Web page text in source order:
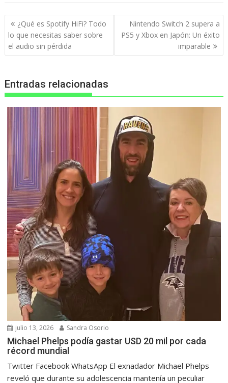
Navegación
de
entradas
¿Qué es Spotify HiFi? Todo
lo que necesitas saber sobre
el audio sin pérdida
Nintendo Switch 2 supera a
PS5 y Xbox en Japón: Un éxito
imparable
Entradas relacionadas
julio 13, 2026 Sandra Osorio
Michael Phelps podía gastar USD 20 mil por cada
récord mundial
Twitter Facebook WhatsApp El exnadador Michael Phelps
reveló que durante su adolescencia mantenía un peculiar